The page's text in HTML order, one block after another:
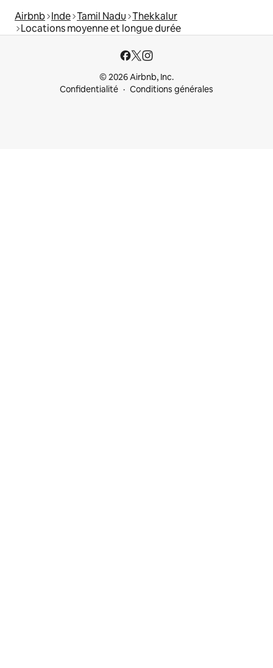
Airbnb Inde Tamil Nadu Thekkalur
Locations moyenne et longue durée
© 2026 Airbnb, Inc.
Confidentialité
Conditions générales